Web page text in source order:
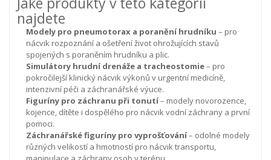
najdete
Modely pro pneumotorax a poranění hrudníku – pro
nácvik rozpoznání a ošetření život ohrožujících stavů
spojených s poraněním hrudníku a plic.
Simulátory hrudní drenáže a tracheostomie– pro
pokročilejší klinický nácvik výkonů v urgentní medicíně,
intenzivní péči a záchranářské výuce.
Figuríny pro záchranu při tonutí– modely novorozence,
kojence, dítěte i dospělého pro nácvik vodní záchrany a první
pomoci.
Záchranářské figuríny pro vyprošťování– odolné modely
různých velikostí a hmotností pro nácvik transportu,